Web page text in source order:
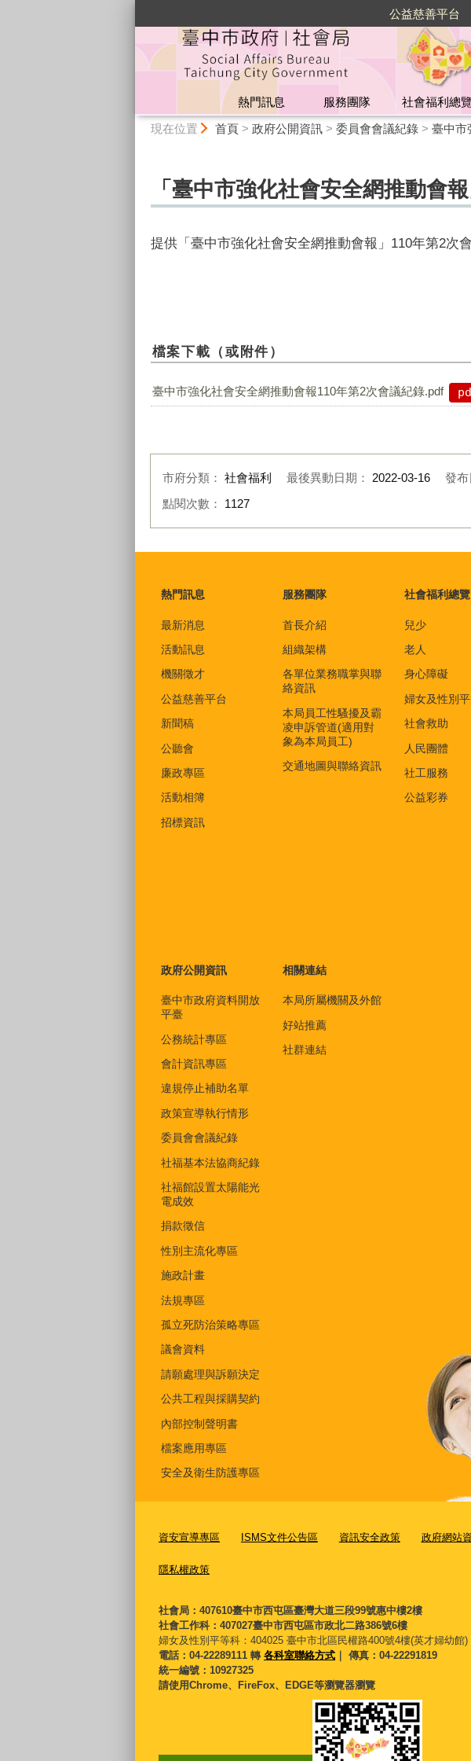
公益慈善平台
熱門訊息 服務團隊 社會福利總覽
現在位置 首頁> 政府公開資訊> 委員會會議紀錄> 臺中市
「臺中市強化社會安全網推動會
提供「臺中市強化社會安全網推動會報」110年第2次
檔案下載（或附件）
臺中市強化社會安全網推動會報110年第2次會議紀錄.pdf
市府分類： 社會福利 最後異動日期： 2022-03-16 發布
點閱次數： 1127
熱門訊息
最新消息
活動訊息
機關徵才
公益慈善平台
新聞稿
公聽會
廉政專區
活動相簿
招標資訊
服務團隊
首長介紹
組織架構
各單位業務職掌與聯
絡資訊
本局員工性騷擾及霸
凌申訴管道(適用對
象為本局員工)
交通地圖與聯絡資訊
社會福利總覽
兒少
老人
身心障礙
婦女及性別
社會救助
人民團體
社工服務
公益彩券
政府公開資訊
臺中市政府資料開放
平臺
公務統計專區
會計資訊專區
違規停止補助名單
政策宣導執行情形
委員會會議紀錄
社福基本法協商紀錄
社福館設置太陽能光
電成效
捐款徵信
性別主流化專區
施政計畫
法規專區
孤立死防治策略專區
議會資料
請願處理與訴願決定
公共工程與採購契約
內部控制聲明書
檔案應用專區
安全及衛生防護專區
相關連結
本局所屬機關及外館
好站推薦
社群連結
資安宣導專區 ISMS文件公告區 資訊安全政策 政府網站
隱私權政策
社會局：407610臺中市西屯區臺灣大道三段99號惠中樓2樓
社會工作科：407027臺中市西屯區市政北二路386號6樓
婦女及性別平等科： 404025 臺中市北區民權路400號4樓(英才婦幼館)
電話：04-22289111 轉 各科室聯絡方式 ｜ 傳真：04-22291819
統一編號：10927325
請使用Chrome、FireFox、EDGE等瀏覽器瀏覽